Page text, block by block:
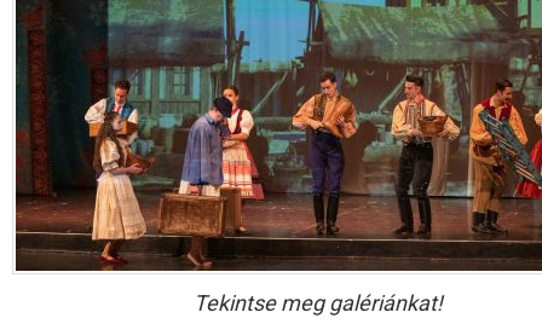
Tekintse meg galériánkat!